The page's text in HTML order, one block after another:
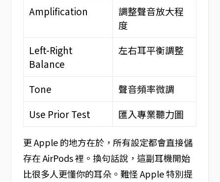
Amplification
調整聲音放大程
度
Left-Right
Balance
左右耳平衡調整
Tone
聲音頻率微調
Use Prior Test
匯入專業聽力圖
更 Apple 的地方在於，所有設定都會直接儲
存在 AirPods 裡。換句話說，這副耳機開始
比很多人更懂你的耳朵。難怪 Apple 特別提